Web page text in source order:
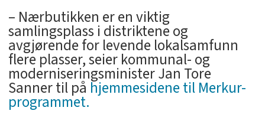
– Nærbutikken er en viktig
samlingsplass i distriktene og
avgjørende for levende lokalsamfunn
flere plasser, seier kommunal- og
moderniseringsminister Jan Tore
Sanner til på hjemmesidene til Merkur-
programmet.